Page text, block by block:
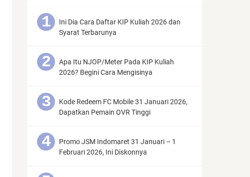
Ini Dia Cara Daftar KIP Kuliah 2026 dan
Syarat Terbarunya
Apa Itu NJOP/Meter Pada KIP Kuliah
2026? Begini Cara Mengisinya
Kode Redeem FC Mobile 31 Januari 2026,
Dapatkan Pemain OVR Tinggi
Promo JSM Indomaret 31 Januari – 1
Februari 2026, Ini Diskonnya